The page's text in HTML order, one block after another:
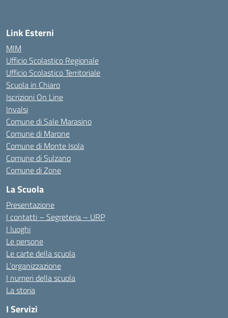
Link Esterni
MIM
Ufficio Scolastico Regionale
Ufficio Scolastico Territoriale
Scuola in Chiaro
Iscrizioni On Line
Invalsi
Comune di Sale Marasino
Comune di Marone
Comune di Monte Isola
Comune di Sulzano
Comune di Zone
La Scuola
Presentazione
I contatti – Segreteria – URP
I luoghi
Le persone
Le carte della scuola
L’organizzazione
I numeri della scuola
La storia
I Servizi